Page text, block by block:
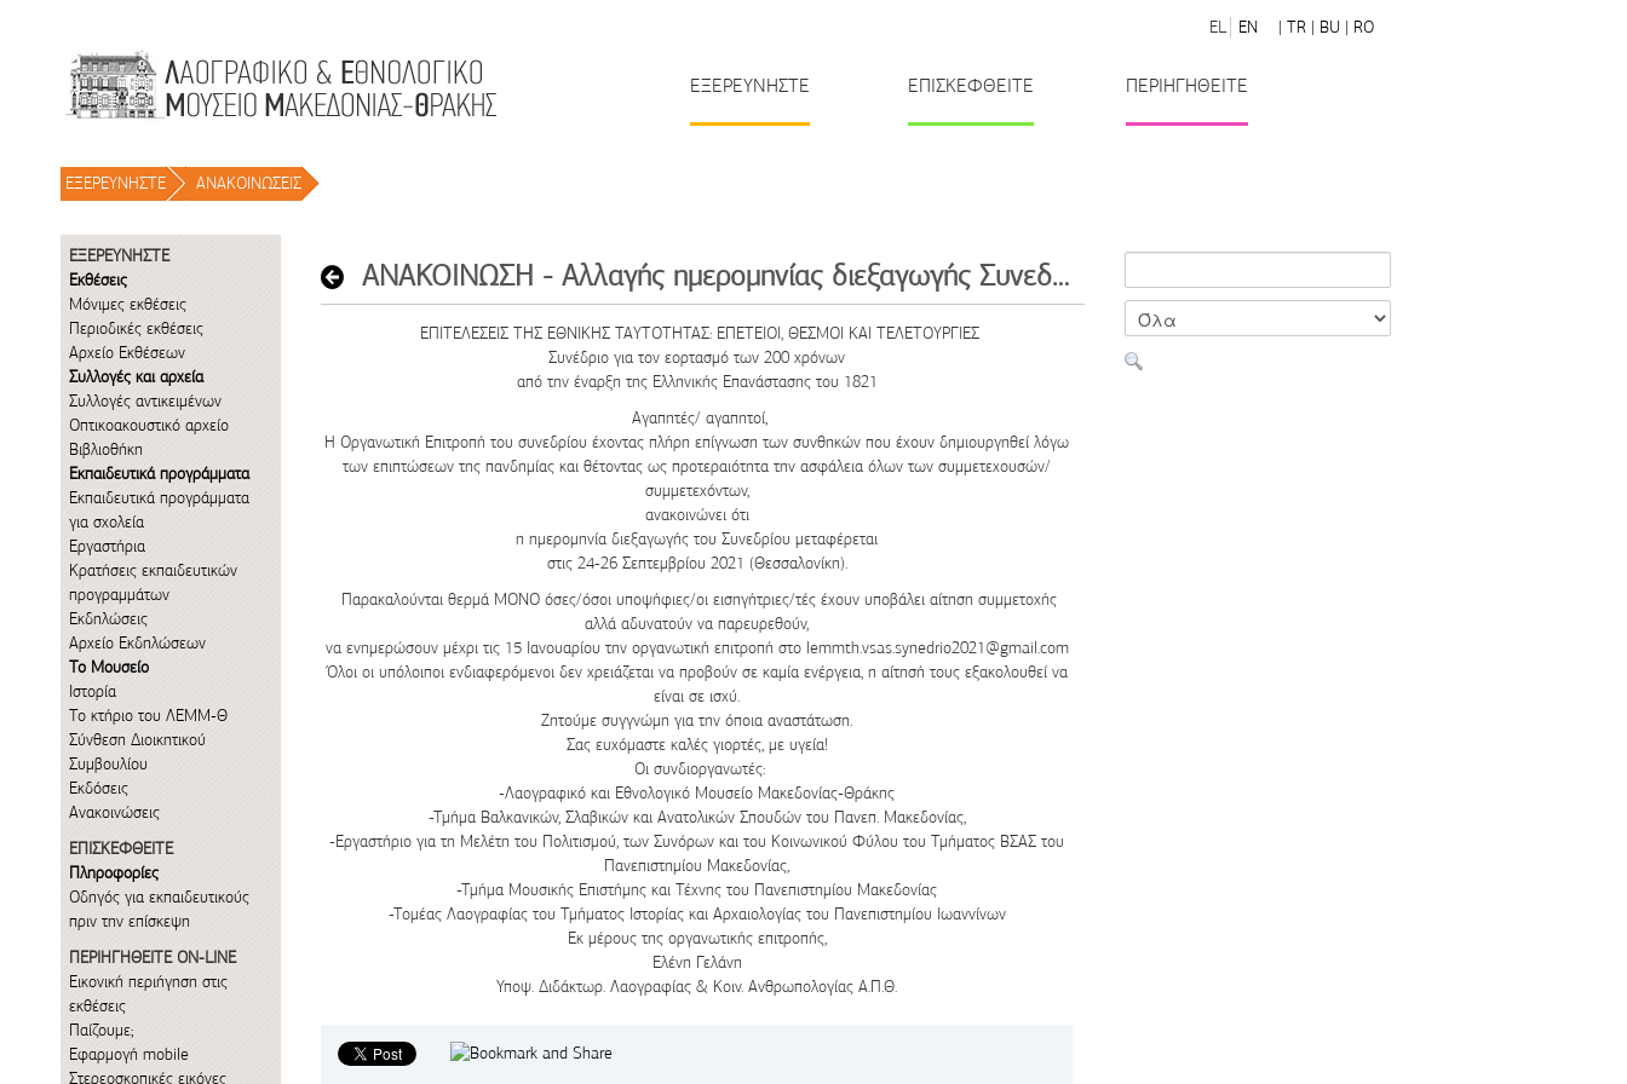
EL EN | TR | BU | RO
ΕΞΕΡΕΥΝΗΣΤΕ ΕΠΙΣΚΕΦΘΕΙΤΕ ΠΕΡΙΗΓΗΘΕΙΤΕ
ΕΞΕΡΕΥΝΗΣΤΕ / ΑΝΑΚΟΙΝΩΣΕΙΣ /
ΕΞΕΡΕΥΝΗΣΤΕ
Εκθέσεις
Μόνιμες εκθέσεις
Περιοδικές εκθέσεις
Αρχείο Εκθέσεων
Συλλογές και αρχεία
Συλλογές αντικειμένων
Οπτικοακουστικό αρχείο
Βιβλιοθήκη
Εκπαιδευτικά προγράμματα
Εκπαιδευτικά προγράμματα
για σχολεία
Εργαστήρια
Κρατήσεις εκπαιδευτικών
προγραμμάτων
Εκδηλώσεις
Αρχείο Εκδηλώσεων
Το Μουσείο
Ιστορία
Το κτήριο του ΛΕΜΜ-Θ
Σύνθεση Διοικητικού
Συμβουλίου
Εκδόσεις
Ανακοινώσεις
ΕΠΙΣΚΕΦΘΕΙΤΕ
Πληροφορίες
Οδηγός για εκπαιδευτικούς
πριν την επίσκεψη
ΠΕΡΙΗΓΗΘΕΙΤΕ ON-LINE
Εικονική περιήγηση στις
εκθέσεις
Παίζουμε;
Εφαρμογή mobile
Στερεοσκοπικές εικόνες
ΑΝΑΚΟΙΝΩΣΗ - Αλλαγής ημερομηνίας διεξαγωγής Συνεδρίου
ΕΠΙΤΕΛΕΣΕΙΣ ΤΗΣ ΕΘΝΙΚΗΣ ΤΑΥΤΟΤΗΤΑΣ: ΕΠΕΤΕΙΟΙ, ΘΕΣΜΟΙ ΚΑΙ ΤΕΛΕΤΟΥΡΓΙΕΣ
Συνέδριο για τον εορτασμό των 200 χρόνων
από την έναρξη της Ελληνικής Επανάστασης του 1821
Αγαπητές/ αγαπητοί,
Η Οργανωτική Επιτροπή του συνεδρίου έχοντας πλήρη επίγνωση των συνθηκών που έχουν δημιουργηθεί λόγω
των επιπτώσεων της πανδημίας και θέτοντας ως προτεραιότητα την ασφάλεια όλων των συμμετεχουσών/
συμμετεχόντων,
ανακοινώνει ότι
η ημερομηνία διεξαγωγής του Συνεδρίου μεταφέρεται
στις 24-26 Σεπτεμβρίου 2021 (Θεσσαλονίκη).
Παρακαλούνται θερμά ΜΟΝΟ όσες/όσοι υποψήφιες/οι εισηγήτριες/τές έχουν υποβάλει αίτηση συμμετοχής
αλλά αδυνατούν να παρευρεθούν,
να ενημερώσουν μέχρι τις 15 Ιανουαρίου την οργανωτική επιτροπή στο lemmth.vsas.synedrio2021@gmail.com
Όλοι οι υπόλοιποι ενδιαφερόμενοι δεν χρειάζεται να προβούν σε καμία ενέργεια, η αίτησή τους εξακολουθεί να
είναι σε ισχύ.
Ζητούμε συγγνώμη για την όποια αναστάτωση.
Σας ευχόμαστε καλές γιορτές, με υγεία!
Οι συνδιοργανωτές:
-Λαογραφικό και Εθνολογικό Μουσείο Μακεδονίας-Θράκης
-Τμήμα Βαλκανικών, Σλαβικών και Ανατολικών Σπουδών του Πανεπ. Μακεδονίας,
-Εργαστήριο για τη Μελέτη του Πολιτισμού, των Συνόρων και του Κοινωνικού Φύλου του Τμήματος ΒΣΑΣ του
Πανεπιστημίου Μακεδονίας,
-Τμήμα Μουσικής Επιστήμης και Τέχνης του Πανεπιστημίου Μακεδονίας
-Τομέας Λαογραφίας του Τμήματος Ιστορίας και Αρχαιολογίας του Πανεπιστημίου Ιωαννίνων
Εκ μέρους της οργανωτικής επιτροπής,
Ελένη Γελάνη
Υποψ. Διδάκτωρ. Λαογραφίας & Κοιν. Ανθρωπολογίας Α.Π.Θ.